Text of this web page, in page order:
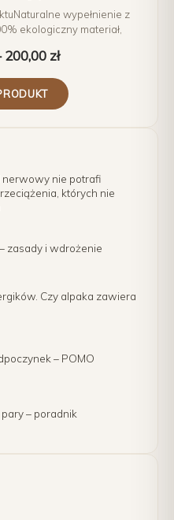
wypełnienie z
ekologiczny materiał,
200,00 zł
nerwowy nie potrafi
których nie
zasady i wdrożenie
Czy alpaka zawiera
– POMO
pary – poradnik